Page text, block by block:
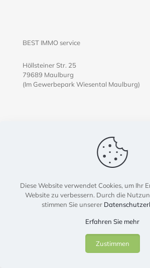
BEST IMMO service
Höllsteiner Str. 25
79689 Maulburg
(Im Gewerbepark Wiesental Maulburg)
Telefon: +49 76 22 69 77 010
Mobil: +49 162 519 24 63
Whatsapp: +49 162 519 24 63
Diese Website verwendet Cookies, um Ihr
Website zu verbessern. Durch die
stimmen Sie unserer
Erfahren Sie mehr
Zustimmen